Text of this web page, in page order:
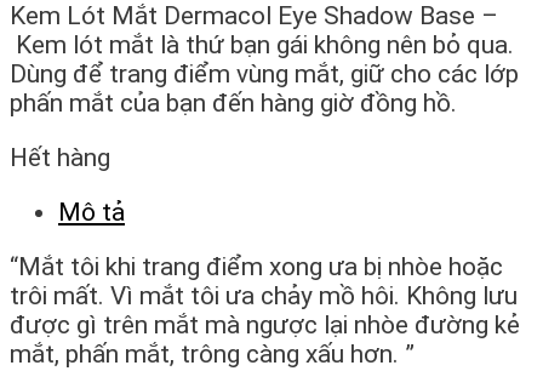
Kem Lót Mắt Dermacol Eye Shadow Base –
Kem lót mắt là thứ bạn gái không nên bỏ qua.
Dùng để trang điểm vùng mắt, giữ cho các lớp
phấn mắt của bạn đến hàng giờ đồng hồ.
Hết hàng
Mô tả
“Mắt tôi khi trang điểm xong ưa bị nhòe hoặc
trôi mất. Vì mắt tôi ưa chảy mồ hôi. Không lưu
được gì trên mắt mà ngược lại nhòe đường kẻ
mắt, phấn mắt, trông càng xấu hơn. ”